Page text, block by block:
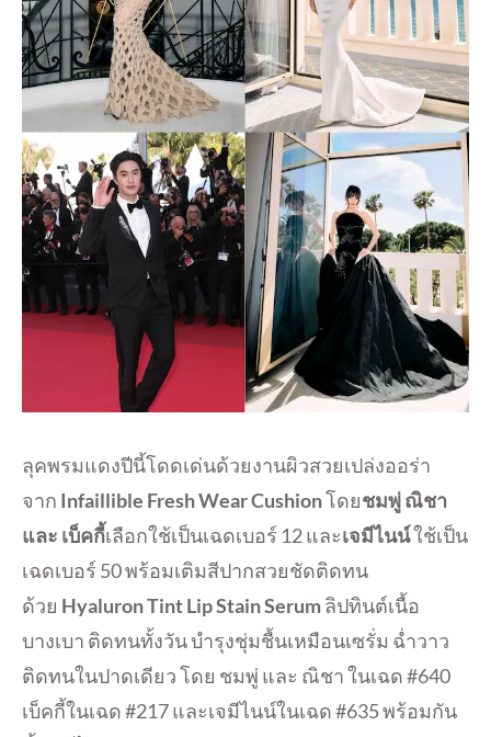
ลุคพรมแดงปีนี้โดดเด่นด้วยงานผิวสวยเปล่งออร่า
จาก Infaillible Fresh Wear Cushionโดยชมพู่ ณิชา
และ เบ็คกี้เลือกใช้เป็นเฉดเบอร์ 12 และเจมีไนน์ใช้เป็น
เฉดเบอร์ 50 พร้อมเติมสีปากสวยชัดติดทน
ด้วย Hyaluron Tint Lip Stain Serumลิปทินต์เนื้อ
บางเบา ติดทนทั้งวัน บำรุงชุ่มชื้นเหมือนเซรั่ม ฉ่ำวาว
ติดทนในปาดเดียว โดย ชมพู่ และ ณิชา ในเฉด #640
เบ็คกี้ในเฉด #217 และเจมีไนน์ในเฉด #635 พร้อมกัน